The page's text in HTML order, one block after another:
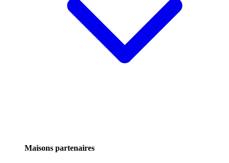
Maisons partenaires